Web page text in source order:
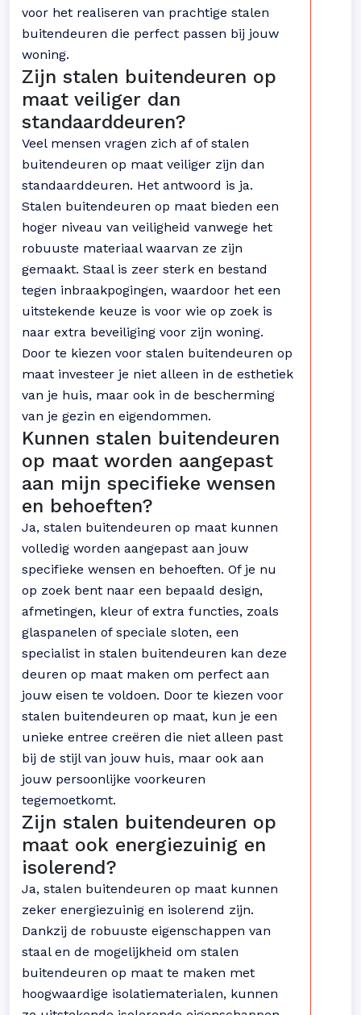
voor het realiseren van prachtige stalen
buitendeuren die perfect passen bij jouw
woning.
Zijn stalen buitendeuren op
maat veiliger dan
standaarddeuren?
Veel mensen vragen zich af of stalen
buitendeuren op maat veiliger zijn dan
standaarddeuren. Het antwoord is ja.
Stalen buitendeuren op maat bieden een
hoger niveau van veiligheid vanwege het
robuuste materiaal waarvan ze zijn
gemaakt. Staal is zeer sterk en bestand
tegen inbraakpogingen, waardoor het een
uitstekende keuze is voor wie op zoek is
naar extra beveiliging voor zijn woning.
Door te kiezen voor stalen buitendeuren op
maat investeer je niet alleen in de esthetiek
van je huis, maar ook in de bescherming
van je gezin en eigendommen.
Kunnen stalen buitendeuren
op maat worden aangepast
aan mijn specifieke wensen
en behoeften?
Ja, stalen buitendeuren op maat kunnen
volledig worden aangepast aan jouw
specifieke wensen en behoeften. Of je nu
op zoek bent naar een bepaald design,
afmetingen, kleur of extra functies, zoals
glaspanelen of speciale sloten, een
specialist in stalen buitendeuren kan deze
deuren op maat maken om perfect aan
jouw eisen te voldoen. Door te kiezen voor
stalen buitendeuren op maat, kun je een
unieke entree creëren die niet alleen past
bij de stijl van jouw huis, maar ook aan
jouw persoonlijke voorkeuren
tegemoetkomt.
Zijn stalen buitendeuren op
maat ook energiezuinig en
isolerend?
Ja, stalen buitendeuren op maat kunnen
zeker energiezuinig en isolerend zijn.
Dankzij de robuuste eigenschappen van
staal en de mogelijkheid om stalen
buitendeuren op maat te maken met
hoogwaardige isolatiematerialen, kunnen